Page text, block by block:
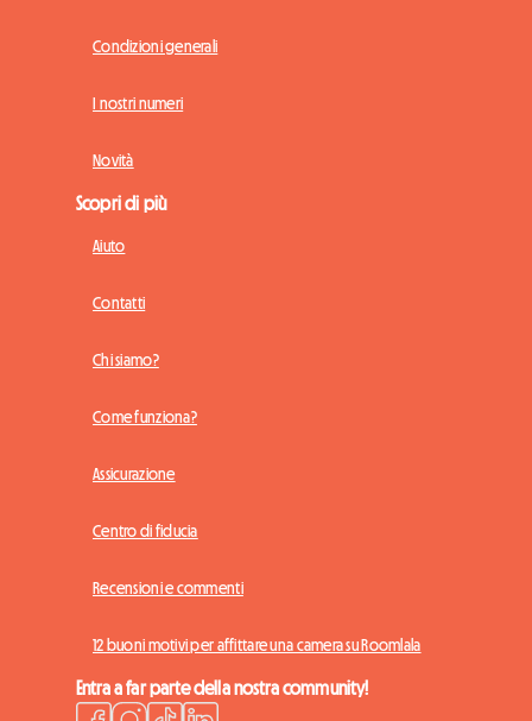
Condizioni generali
I nostri numeri
Novità
Scopri di più
Aiuto
Contatti
Chi siamo?
Come funziona?
Assicurazione
Centro di fiducia
Recensioni e commenti
12 buoni motivi per affittare una camera su Roomlala
Entra a far parte della nostra community!